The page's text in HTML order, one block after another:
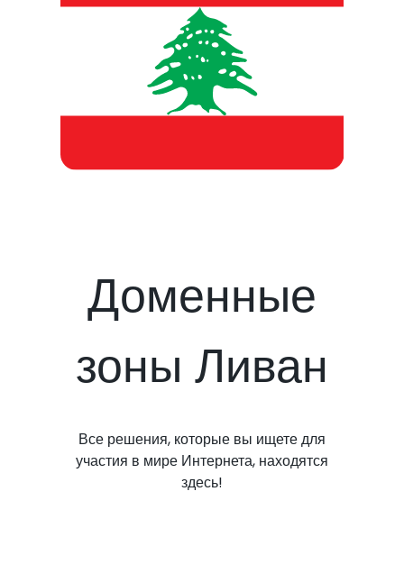
Доменные
зоны Ливан
Все решения, которые вы ищете для
участия в мире Интернета, находятся
здесь!